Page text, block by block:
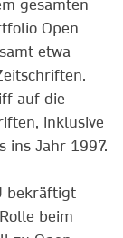
gesamten
Open
etwa
auf die
inklusive
ins Jahr 1997.
bekräftigt
beim